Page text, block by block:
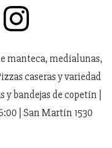
manteca, medialunas,
caseras y variedad
bandejas de copetín |
| San Martín 1530